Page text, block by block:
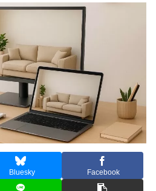
Bluesky Facebook